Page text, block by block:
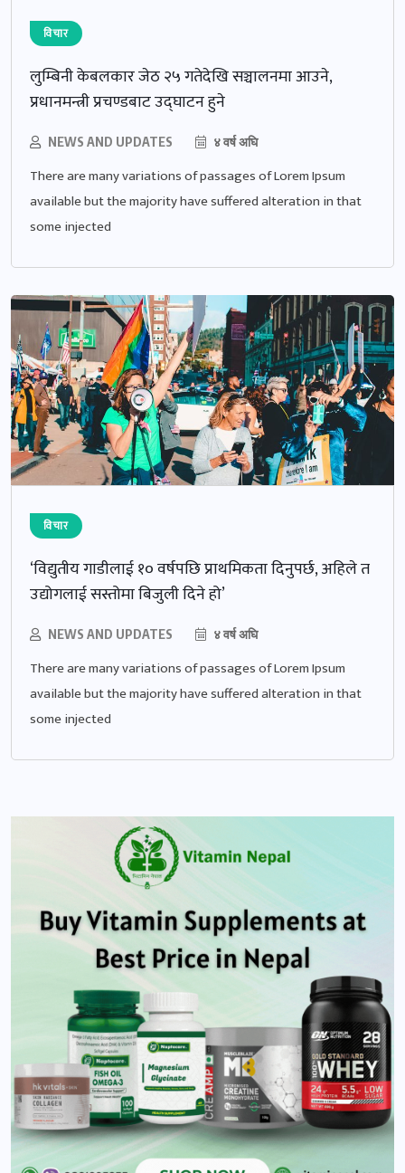
विचार
लुम्बिनी केबलकार जेठ २५ गतेदेखि सञ्चालनमा आउने,
प्रधानमन्त्री प्रचण्डबाट उद्घाटन हुने
NEWS AND UPDATES ४ वर्ष अघि
There are many variations of passages of Lorem Ipsum
available but the majority have suffered alteration in that
some injected
विचार
‘विद्युतीय गाडीलाई १० वर्षपछि प्राथमिकता दिनुपर्छ, अहिले त
उद्योगलाई सस्तोमा बिजुली दिने हो’
NEWS AND UPDATES ४ वर्ष अघि
There are many variations of passages of Lorem Ipsum
available but the majority have suffered alteration in that
some injected